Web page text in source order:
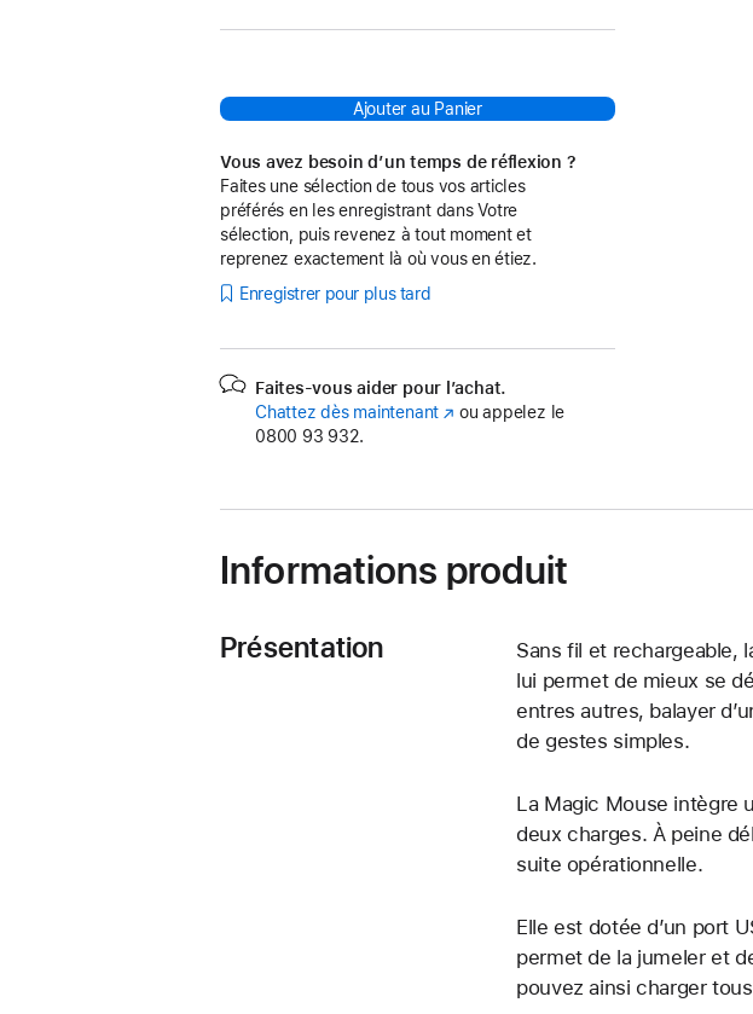
Ajouter au Panier
Vous avez besoin d’un temps de réflexion ?
Faites une sélection de tous vos articles
préférés en les enregistrant dans Votre
sélection, puis revenez à tout moment et
reprenez exactement là où vous en étiez.
Enregistrer pour plus tard
Faites-vous aider pour l’achat.
Chattez dès maintenant (s’ouvre
fenêtre)
ou appelez le
0800 93 932.
Informations produit
Présentation
Sans fil et rechargeable,
lui permet de mieux se
entres autres, balayer
de gestes simples.
La Magic Mouse intègre
deux charges. À peine
suite opérationnelle.
Elle est dotée d’un port
permet de la jumeler et
pouvez ainsi charger